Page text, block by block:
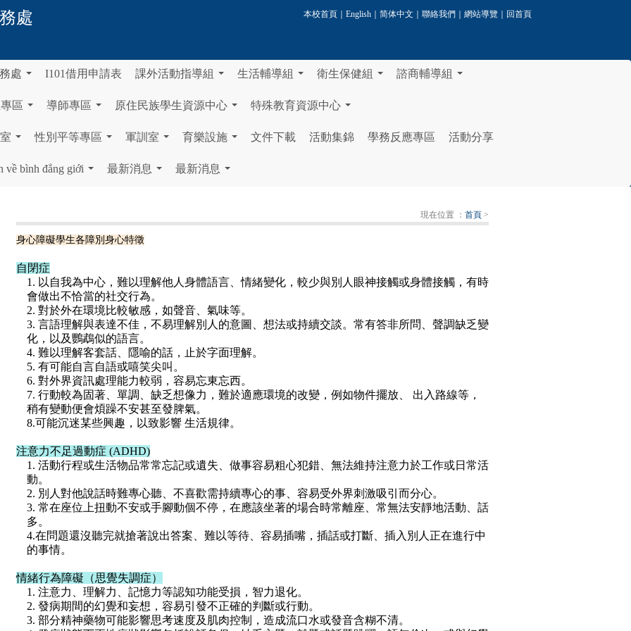
處 本校首頁｜ English｜ 简体中文 聯絡我們 網站導覽｜ 回首頁
處 I101借用申請表 課外活動指導組 生活輔導組 衛生保健組 諮商輔導組
區 導師專區 原住民族學生資源中心 特殊教育資源中心
性別平等專區 軍訓室 育樂設施 文件下載 活動集錦 學務反應專區 活動分享
về bình đẳng giới 最新消息 最新消息
現在位置 ： 首頁 >
身心障礙學生各障別身心特徵
自閉症
1. 以自我為中心，難以理解他人身體語言、情緒變化，較少與別人眼神接觸或身體接觸，有時
會做出不恰當的社交行為。
2. 對於外在環境比較敏感，如聲音、氣味等。
3. 言語理解與表達不佳，不易理解別人的意圖、想法或持續交談。常有答非所問、聲調缺乏變
化，以及鸚鵡似的語言。
4. 難以理解客套話、隱喻的話，止於字面理解。
5. 有可能自言自語或嘻笑尖叫。
6. 對外界資訊處理能力較弱，容易忘東忘西。
7. 行動較為固著、單調、缺乏想像力，難於適應環境的改變，例如物件擺放、 出入路線等，
稍有變動便會煩躁不安甚至發脾氣。
8.可能沉迷某些興趣，以致影響 生活規律。
注意力不足過動症 (ADHD)
1. 活動行程或生活物品常常忘記或遺失、做事容易粗心犯錯、無法維持注意力於工作或日常活
動。
2. 別人對他說話時難專心聽、不喜歡需持續專心的事、容易受外界刺激吸引而分心。
3. 常在座位上扭動不安或手腳動個不停，在應該坐著的場合時常離座、常無法安靜地活動、話
多。
4.在問題還沒聽完就搶著說出答案、難以等待、容易插嘴，插話或打斷、插入別人正在進行中
的事情。
情緒行為障礙（思覺失調症）
1. 注意力、理解力、記憶力等認知功能受損，智力退化。
2. 發病期間的幻覺和妄想，容易引發不正確的判斷或行動。
3. 部分精神藥物可能影響思考速度及肌肉控制，造成流口水或發音含糊不清。